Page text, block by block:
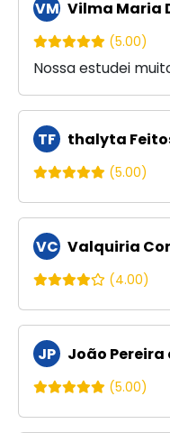
VM Vilma Maria
(5.00)
Nossa estudei
TF thalyta
(5.00)
VC Valquiria
(4.00)
JP João
(5.00)